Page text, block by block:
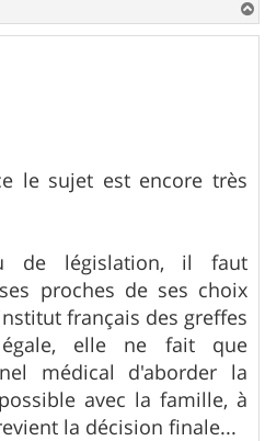
a
u
le sujet est encore très
de législation, il faut
proches de ses choix
français des greffes
elle ne fait que
médical d'aborder la
avec la famille, à
la décision finale...